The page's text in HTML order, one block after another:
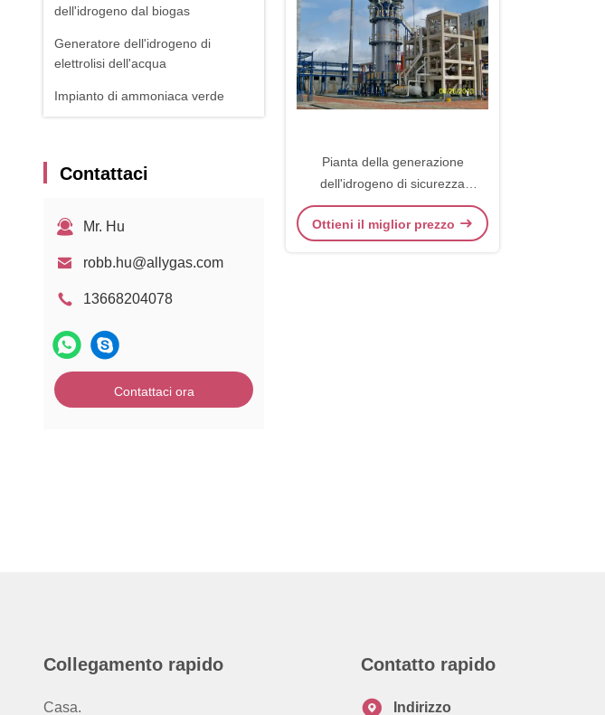
dell'idrogeno dal biogas
Generatore dell'idrogeno di
elettrolisi dell'acqua
Impianto di ammoniaca verde
Contattaci
Mr. Hu
robb.hu@allygas.com
13668204078
Contattaci ora
Pianta della generazione
dell'idrogeno di sicurezza
rigenerazione di vapore del gas
naturale
Ottieni il miglior prezzo
Collegamento rapido
Casa.
Contatto rapido
Indirizzo